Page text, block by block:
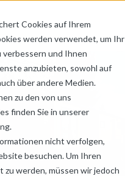
Cookies auf Ihrem
werden verwendet, um Ihr
und Ihnen
anzubieten, sowohl auf
über andere Medien.
zu den von uns
finden Sie in unserer
nicht verfolgen,
besuchen. Um Ihren
zu werden, müssen wir jedoch